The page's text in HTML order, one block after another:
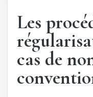
Les
cas de